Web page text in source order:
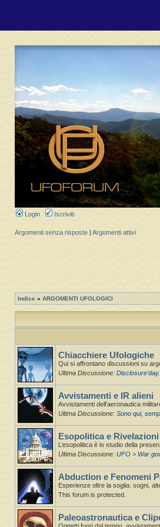
Login Iscriviti
Argomenti senza risposte Argomenti attivi
Indice » ARGOMENTI UFOLOGICI
Chiacchiere Ufologiche
Qui si affrontano discussioni su
Ultima Discussione:
Avvistamenti e IR alieni
Avvistamenti dell'aeronautica
Ultima Discussione: Sono qui,
Esopolitica e
L’esopolitica è lo studio della
Ultima Discussione: UFO >
Abduction e Fenomeni
Esperienze oltre la soglia: sogni,
This forum is protected.
Paleoastronautica e